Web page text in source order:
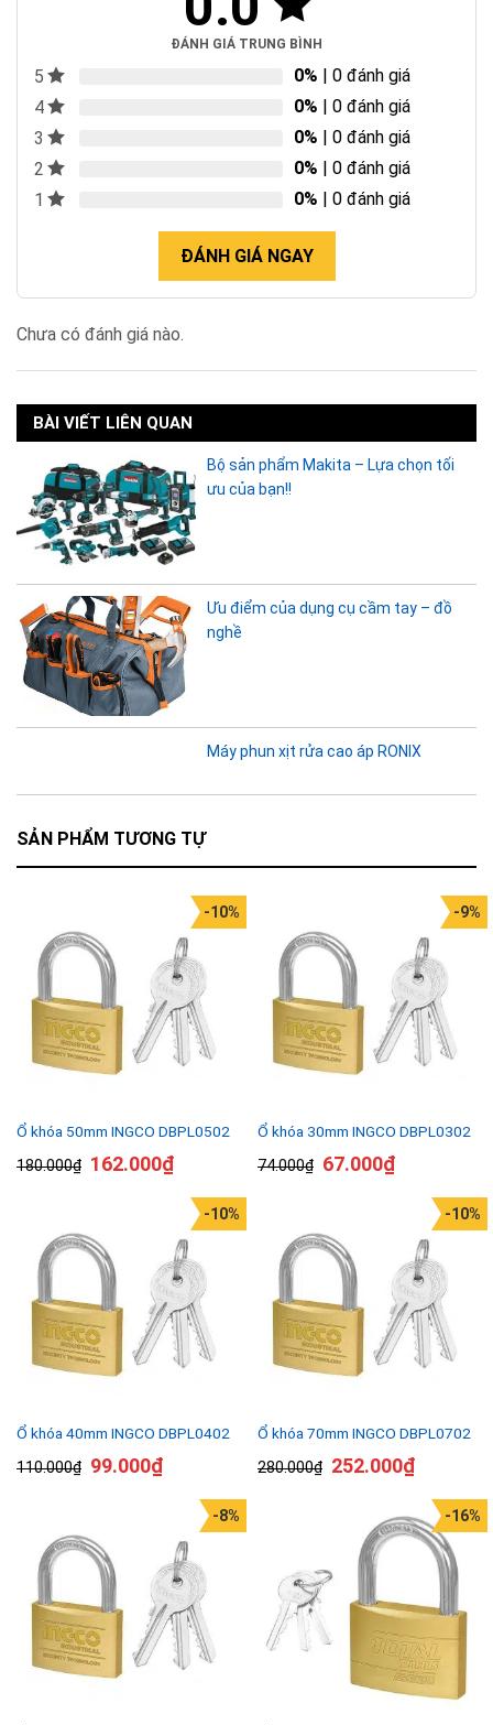
ĐÁNH GIÁ TRUNG BÌNH
5 0% | 0 đánh giá
4
0% | 0 đánh giá
3
0% | 0 đánh giá
2
0% | 0 đánh giá
1
0% | 0 đánh giá
ĐÁNH GIÁ NGAY
Chưa có đánh giá nào.
BÀI VIẾT LIÊN QUAN
Bộ sản phẩm Makita – Lựa chọn tối
ưu của bạn!!
Ưu điểm của dụng cụ cầm tay – đồ
nghề
Máy phun xịt rửa cao áp RONIX
SẢN PHẨM TƯƠNG TỰ
Ổ khóa 50mm INGCO DBPL0502
180.000₫
-10%
162.000₫
Ổ khóa 30mm INGCO DBPL0302
74.000₫
-9%
67.000₫
Ổ khóa 40mm INGCO DBPL0402
110.000₫
-10%
99.000₫
Ổ khóa 70mm INGCO DBPL0702
280.000₫
-10%
252.000₫
-8% -16%